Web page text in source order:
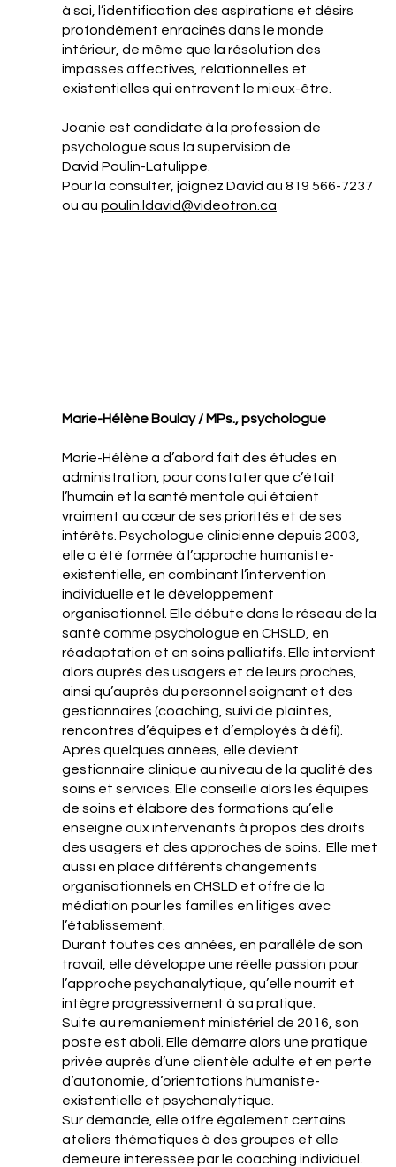
à soi, l’identification des aspirations et désirs
profondément enracinés dans le monde
intérieur, de même que la résolution des
impasses affectives, relationnelles et
existentielles qui entravent le mieux-être.
Joanie est candidate à la profession de
psychologue sous la supervision de
David Poulin-Latulippe.
Pour la consulter, joignez David au 819 566-7237
ou au poulin.ldavid@videotron.ca
Marie-Hélène Boulay / MPs., psychologue
Marie-Hélène a d’abord fait des études en
administration, pour constater que c’était
l’humain et la santé mentale qui étaient
vraiment au cœur de ses priorités et de ses
intérêts. Psychologue clinicienne depuis 2003,
elle a été formée à l’approche humaniste-
existentielle, en combinant l’intervention
individuelle et le développement
organisationnel. Elle débute dans le réseau de la
santé comme psychologue en CHSLD, en
réadaptation et en soins palliatifs. Elle intervient
alors auprès des usagers et de leurs proches,
ainsi qu’auprès du personnel soignant et des
gestionnaires (coaching, suivi de plaintes,
rencontres d’équipes et d’employés à défi).
Après quelques années, elle devient
gestionnaire clinique au niveau de la qualité des
soins et services. Elle conseille alors les équipes
de soins et élabore des formations qu’elle
enseigne aux intervenants à propos des droits
des usagers et des approches de soins. Elle met
aussi en place différents changements
organisationnels en CHSLD et offre de la
médiation pour les familles en litiges avec
l’établissement.
Durant toutes ces années, en parallèle de son
travail, elle développe une réelle passion pour
l’approche psychanalytique, qu’elle nourrit et
intègre progressivement à sa pratique.
Suite au remaniement ministériel de 2016, son
poste est aboli. Elle démarre alors une pratique
privée auprès d’une clientèle adulte et en perte
d’autonomie, d’orientations humaniste-
existentielle et psychanalytique.
Sur demande, elle offre également certains
ateliers thématiques à des groupes et elle
demeure intéressée par le coaching individuel.